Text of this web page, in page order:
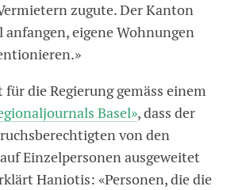
zugute. Der Kanton
anfangen, eigene Wohnungen
die Regierung gemäss einem
Basel», dass der
von den
Einzelpersonen ausgeweitet
Haniotis: «Personen, die die